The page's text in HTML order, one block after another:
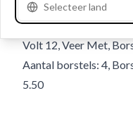
Details en
Volt 12, Veer Met,
Aantal borstels: 4,
5.50
Selecteer land